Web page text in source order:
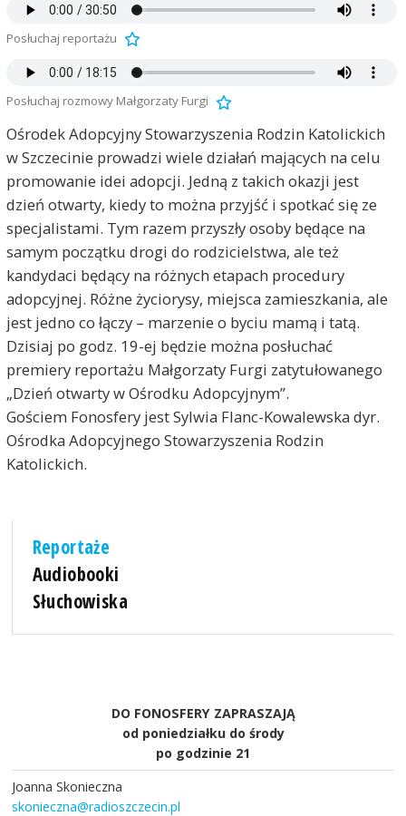
Posłuchaj reportażu
Posłuchaj rozmowy Małgorzaty Furgi
Ośrodek Adopcyjny Stowarzyszenia Rodzin Katolickich
w Szczecinie prowadzi wiele działań mających na celu
promowanie idei adopcji. Jedną z takich okazji jest
dzień otwarty, kiedy to można przyjść i spotkać się ze
specjalistami. Tym razem przyszły osoby będące na
samym początku drogi do rodzicielstwa, ale też
kandydaci będący na różnych etapach procedury
adopcyjnej. Różne życiorysy, miejsca zamieszkania, ale
jest jedno co łączy – marzenie o byciu mamą i tatą.
Dzisiaj po godz. 19-ej będzie można posłuchać
premiery reportażu Małgorzaty Furgi zatytułowanego
„Dzień otwarty w Ośrodku Adopcyjnym”.
Gościem Fonosfery jest Sylwia Flanc-Kowalewska dyr.
Ośrodka Adopcyjnego Stowarzyszenia Rodzin
Katolickich.
Reportaże
Audiobooki
Słuchowiska
DO FONOSFERY ZAPRASZAJĄ
od poniedziałku do środy
po godzinie 21
Joanna Skonieczna
skonieczna@radioszczecin.pl